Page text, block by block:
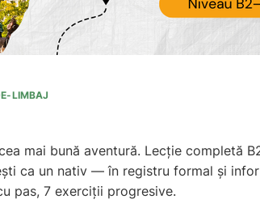
LIMBAJ
mai bună aventură. Lecție completă
ca un nativ — în registru formal și
pas, 7 exerciții progresive.